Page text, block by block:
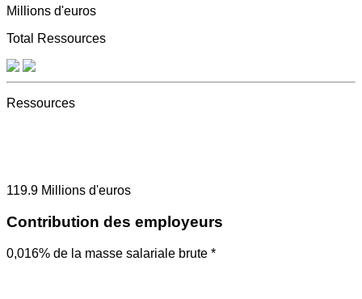
Millions d'euros
Total Ressources
Ressources
119.9 Millions d'euros
Contribution des employeurs
0,016% de la masse salariale brute *